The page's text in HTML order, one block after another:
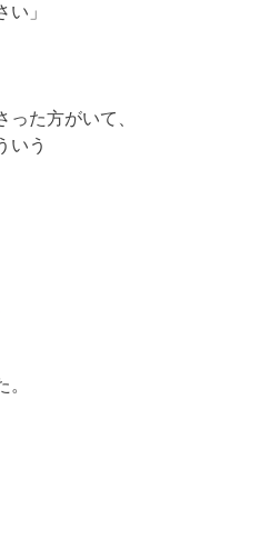
」
た方がいて、
いう